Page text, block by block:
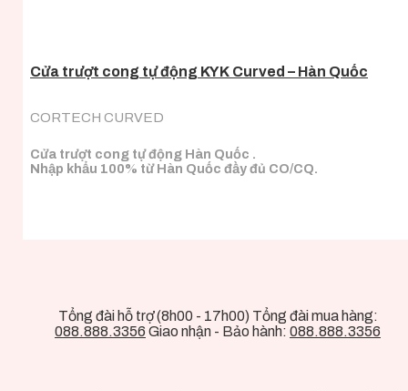
Cửa trượt cong tự động KYK Curved – Hàn Quốc
CORTECH CURVED
Cửa trượt cong tự động Hàn Quốc .
Nhập khẩu 100% từ Hàn Quốc đầy đủ CO/CQ.
Tổng đài hỗ trợ (8h00 - 17h00) Tổng đài mua hàng:
088.888.3356 Giao nhận - Bảo hành: 088.888.3356